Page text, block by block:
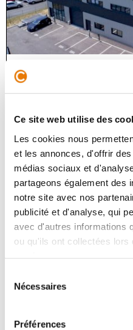
Ce site web utilise des
Les cookies nous
et les annonces, d'offrir
médias sociaux et
partageons également des
notre site avec nos
publicité et d'analyse, qui
avec d'autres informations
ou qu'ils ont collectées lors
Nécessaires
Préférences
ARTIGUES-PRÈS-
sur le secteur de
droite bordelaise), à 12
Bordeaux et au pied de